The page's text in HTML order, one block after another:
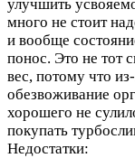
улучшить
много не стоит
и вообще
понос. Это не тот
вес, потому что
обезвоживание
хорошего не
покупать
Недостатки: